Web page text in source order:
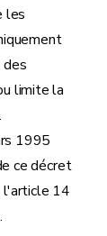
les
des
limite la
1995
ce décret
l'article 14